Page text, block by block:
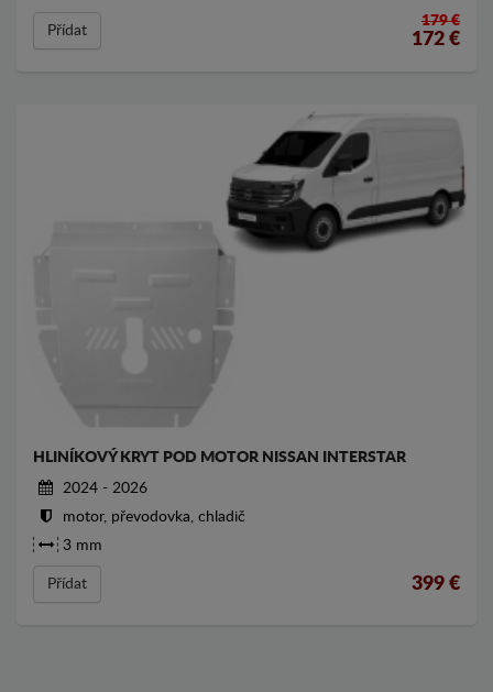
Přídat
179 €
172 €
HLINÍKOVÝ KRYT POD MOTOR NISSAN INTERSTAR
2024 - 2026
motor, převodovka, chladič
3 mm
Přídat 399 €